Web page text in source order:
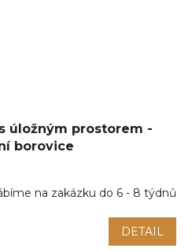
úložným prostorem -
borovice
na zakázku do 6 - 8 týdnů
DETAIL